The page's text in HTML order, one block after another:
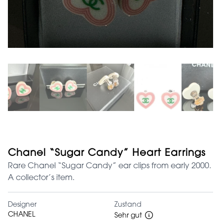
Chanel “Sugar Candy” Heart Earrings
Rare Chanel “Sugar Candy” ear clips from early 2000.
A collector’s item.
Designer
CHANEL
Zustand
Sehr gut